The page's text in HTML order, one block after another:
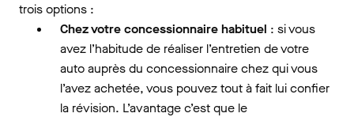
trois options :
Chez votre concessionnaire habituel : si vous
avez l’habitude de réaliser l’entretien de votre
auto auprès du concessionnaire chez qui vous
l’avez achetée, vous pouvez tout à fait lui confier
la révision. L’avantage c’est que le